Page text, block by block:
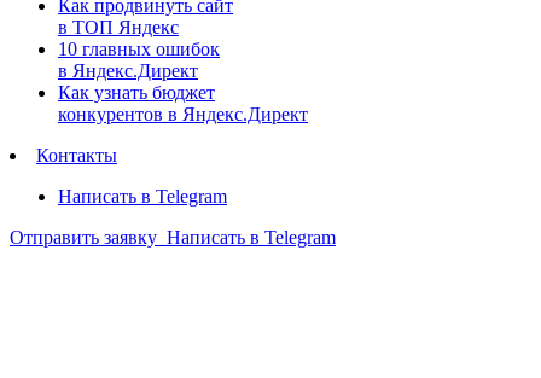
Как продвинуть сайт
в ТОП Яндекс
10 главных ошибок
в Яндекс.Директ
Как узнать бюджет
конкурентов в Яндекс.Директ
Контакты
Написать в Telegram
Отправить заявку Написать в Telegram